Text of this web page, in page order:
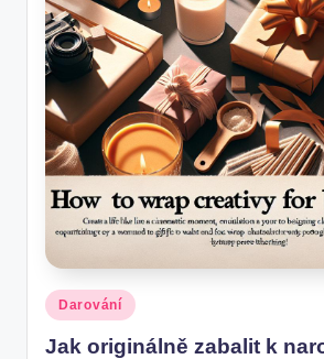
Posted
in
Darování
Jak originálně zabalit k